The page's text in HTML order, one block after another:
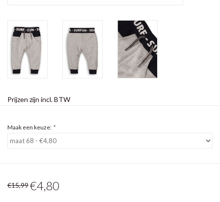
Prijzen zijn incl. BTW
Maak een keuze: *
€15,99€4,80